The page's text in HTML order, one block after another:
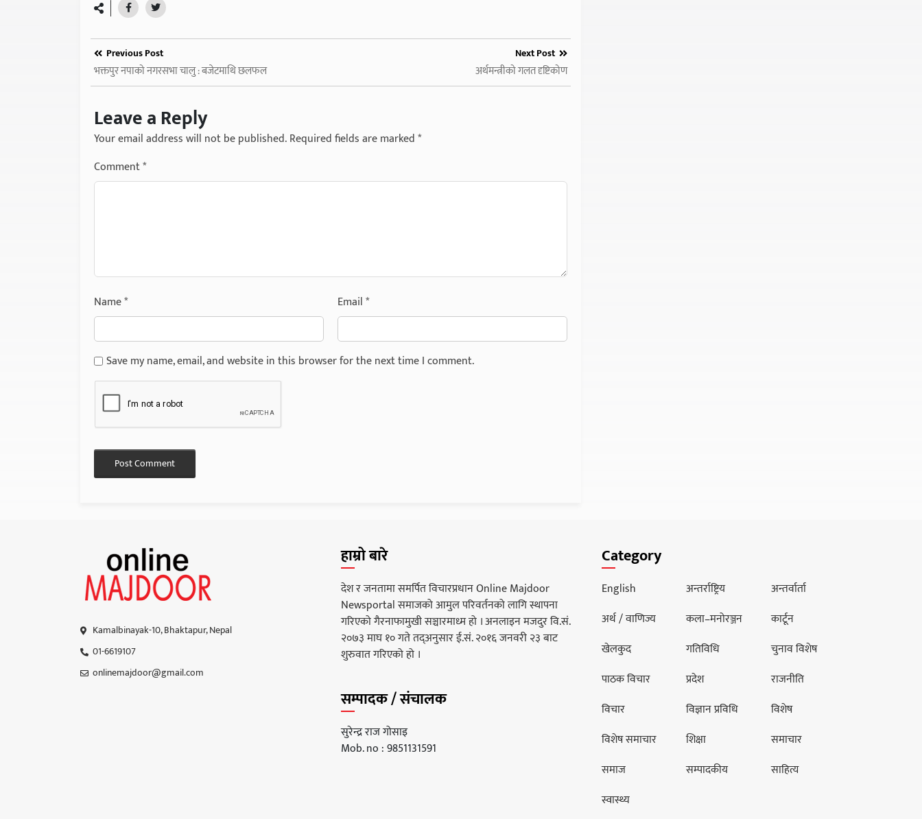
Previous Post
भक्तपुर नपाको नगरसभा चालु : बजेटमाथि छलफल
Next Post
अर्थमन्त्रीको गलत दृष्टिकोण
Leave a Reply
Your email address will not be published.Required fields are marked*
Comment*
Name* Email*
Save my name, email, and website in this browser for the next time I comment.
Kamalbinayak-10, Bhaktapur, Nepal
01-6619107
onlinemajdoor@gmail.com
हाम्रो बारे
देश र जनतामा समर्पित विचारप्रधान Online Majdoor
Newsportal समाजको आमुल परिवर्तनको लागि स्थापना
गरिएको गैरनाफामुखी सञ्चारमाध्म हो । अनलाइन मजदुर वि.सं.
२०७३ माघ १० गते तद्अनुसार ई.सं. २०१६ जनवरी २३ बाट
शुरुवात गरिएको हो ।
सम्पादक / संचालक
सुरेन्द्र राज गोसाइ
Mob. no : 9851131591
Category
English अन्तर्राष्ट्रिय
अन्तर्वार्ता
अर्थ / वाणिज्य
कला–मनोरञ्जन
कार्टून
खेलकुद
गतिविधि
चुनाव विशेष
पाठक विचार
प्रदेश
राजनीति
विचार
विज्ञान प्रविधि
विशेष
विशेष समाचार
शिक्षा
समाचार
समाज
सम्पादकीय
साहित्य
स्वास्थ्य